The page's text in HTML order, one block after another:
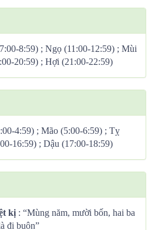
8:59) ; Ngọ (11:00-12:59) ; Mùi
20:59) ; Hợi (21:00-22:59)
4:59) ; Mão (5:00-6:59) ; Tỵ
16:59) ; Dậu (17:00-18:59)
kị : “Mùng năm, mười bốn, hai ba
đi buôn”